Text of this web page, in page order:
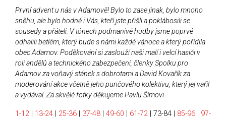
První advent u nás v Adamově! Bylo to zase jinak, bylo mnoho
sněhu, ale bylo hodně i Vás, kteří jste přišli a poklábosili se
sousedy a přáteli. V tónech podmanivé hudby jsme poprvé
odhalili betlém, který bude s námi každé vánoce a který pořídila
obec Adamov. Poděkování si zaslouží naši malí i velcí hasiči v
roli andělů a technického zabezpečení, členky Spolku pro
Adamov za voňavý stánek s dobrotami a David Kovařík za
moderování akce včetně jeho punčového kolektivu, který jej vařil
a vydával. Za skvělé fotky děkujeme Pavlu Šímovi.
1-12 13-24 25-36 37-48 49-60 61-72 73-84 85-96 97-